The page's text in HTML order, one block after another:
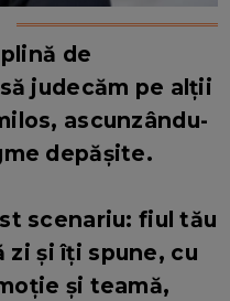
de
judecăm pe alții
ascunzându-
depășite.
scenariu: fiul tău
și îți spune, cu
și teamă,